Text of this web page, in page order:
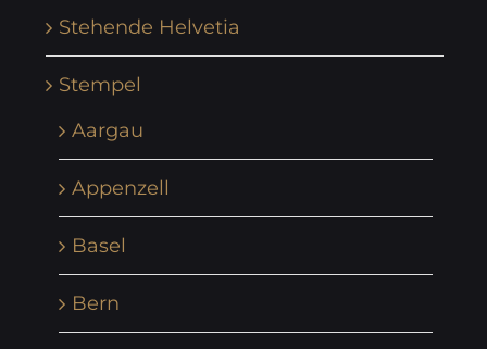
Stehende Helvetia
Stempel
Aargau
Appenzell
Basel
Bern